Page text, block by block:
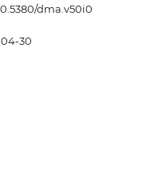
dma.v50i0
30